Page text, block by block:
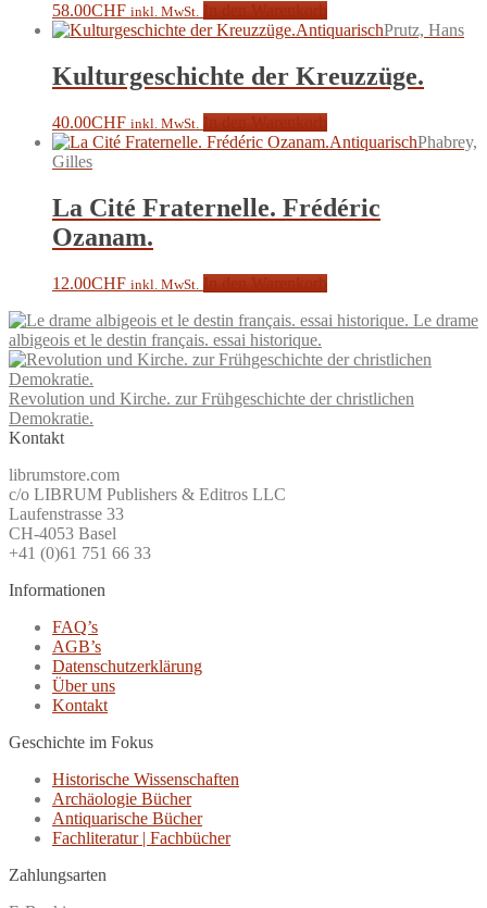
58.00CHF inkl. MwSt.
AntiquarischPrutz, Hans
Kulturgeschichte der Kreuzzüge.
40.00CHF inkl. MwSt.
AntiquarischPhabrey,
Gilles
La Cité Fraternelle. Frédéric
Ozanam.
12.00CHF inkl. MwSt.
Le drame
albigeois et le destin français. essai historique.
Revolution und Kirche. zur Frühgeschichte der christlichen
Demokratie.
Kontakt
librumstore.com
c/o LIBRUM Publishers & Editros LLC
Laufenstrasse 33
CH-4053 Basel
+41 (0)61 751 66 33
Informationen
FAQ’s
AGB’s
Datenschutzerklärung
Über uns
Kontakt
Geschichte im Fokus
Historische Wissenschaften
Archäologie Bücher
Antiquarische Bücher
Fachliteratur | Fachbücher
Zahlungsarten